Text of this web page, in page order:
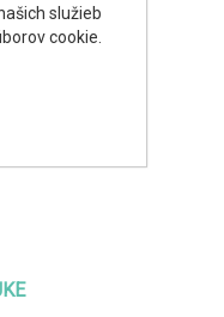
služieb
cookie.